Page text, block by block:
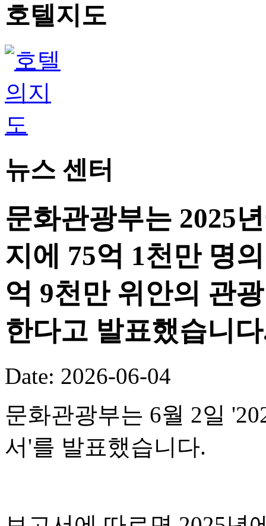
호텔지도
뉴스 센터
문화관광부는 2025
지에 75억 1천만 명
억 9천만 위안의 관
한다고 발표했습니
Date: 2026-06-04
문화관광부는 6월 2일
서'를 발표했습니다.